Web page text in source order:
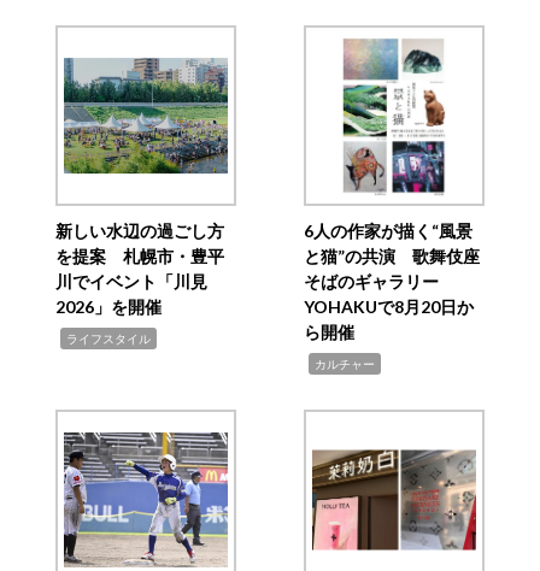
新しい水辺の過ごし方
を提案 札幌市・豊平
川でイベント「川見
2026」を開催
ライフスタイル
6人の作家が描く“風景
と猫”の共演 歌舞伎座
そばのギャラリー
YOHAKUで8月20日か
ら開催
カルチャー